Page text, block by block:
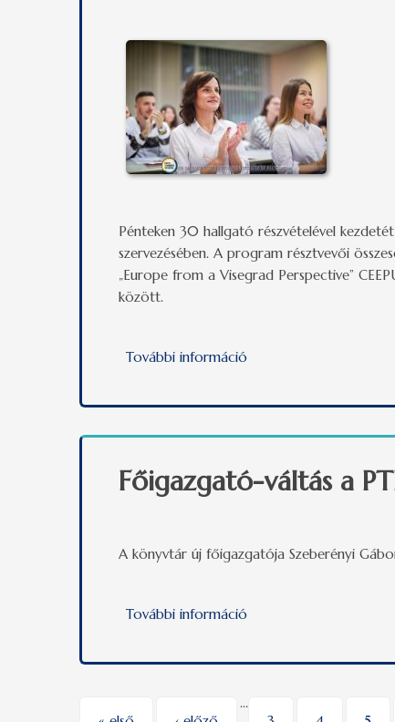
Pénteken 30 hallgató részvételével
szervezésében. A program résztvevői
„Europe from a Visegrad Perspective”
között.
További információ
Főigazgató-váltás a
A könyvtár új főigazgatója Szeberényi
További információ
…